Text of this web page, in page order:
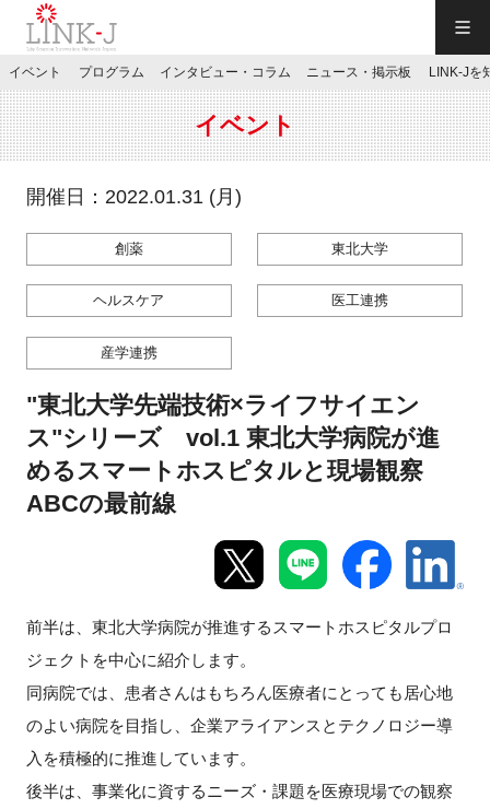
JP／EN
特別会員専用メニュー
お問い合わせ
マイページ
インタビュー・コラム
ニュース・掲示板
イベント プログラム インタビュー・コラム ニュース・掲示板 LINK-Jを
イベント
開催日：2022.01.31 (月)
創薬 東北大学
ヘルスケア 医工連携
産学連携
"東北大学先端技術×ライフサイエン
ス"シリーズ vol.1 東北大学病院が進
めるスマートホスピタルと現場観察
ABCの最前線
前半は、東北大学病院が推進するスマートホスピタルプロ
ジェクトを中心に紹介します。
同病院では、患者さんはもちろん医療者にとっても居心地
のよい病院を目指し、企業アライアンスとテクノロジー導
入を積極的に推進しています。
後半は、事業化に資するニーズ・課題を医療現場での観察